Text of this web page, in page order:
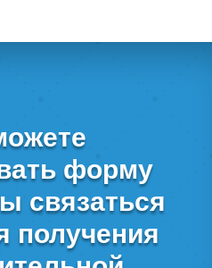
форму
связаться
получения